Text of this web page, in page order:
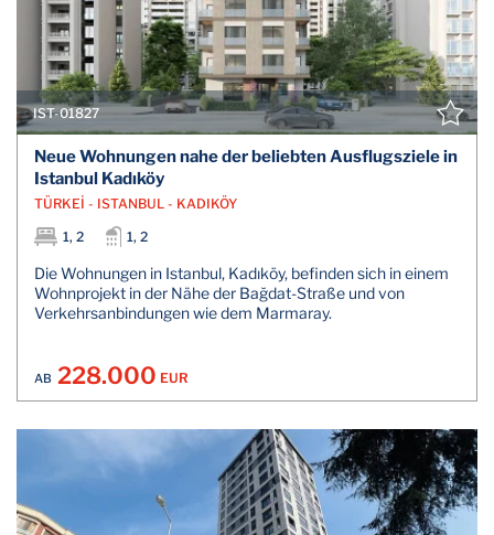
IST-01827
Neue Wohnungen nahe der beliebten Ausflugsziele in
Istanbul Kadıköy
TÜRKEİ - ISTANBUL - KADIKÖY
1, 2
1, 2
Die Wohnungen in Istanbul, Kadıköy, befinden sich in einem
Wohnprojekt in der Nähe der Bağdat-Straße und von
Verkehrsanbindungen wie dem Marmaray.
AB 228.000 EUR